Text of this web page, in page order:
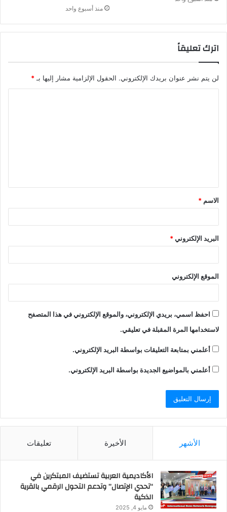
منذ أسبوع واحد
اترك تعليقاً
لن يتم نشر عنوان بريدك الإلكتروني. الحقول الإلزامية مشار إليها بـ *
الاسم *
البريد الإلكتروني*
الموقع الإلكتروني
احفظ اسمي، بريدي الإلكتروني، والموقع الإلكتروني في هذا المتصفح
لاستخدامها المرة المقبلة في تعليقي.
أعلمني بمتابعة التعليقات بواسطة البريد الإلكتروني.
أعلمني بالمواضيع الجديدة بواسطة البريد الإلكتروني.
الأشهر الأخيرة تعليقات
الأكاديمية العربية تستضيف المبتكرين في
“تحدي الإتصال” وتدعم التحول الرقمي بالقرية
الذكية
مايو 4, 2025